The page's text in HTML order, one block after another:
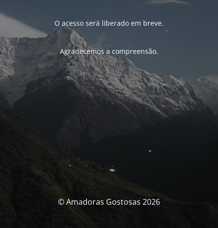
O acesso será liberado em breve.
Agradecemos a compreensão.
© Amadoras Gostosas 2026